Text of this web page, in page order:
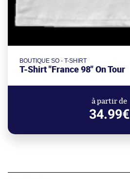
BOUTIQUE SO - T-SHIRT
T-Shirt "France 98" On Tour
à partir de
34.99€